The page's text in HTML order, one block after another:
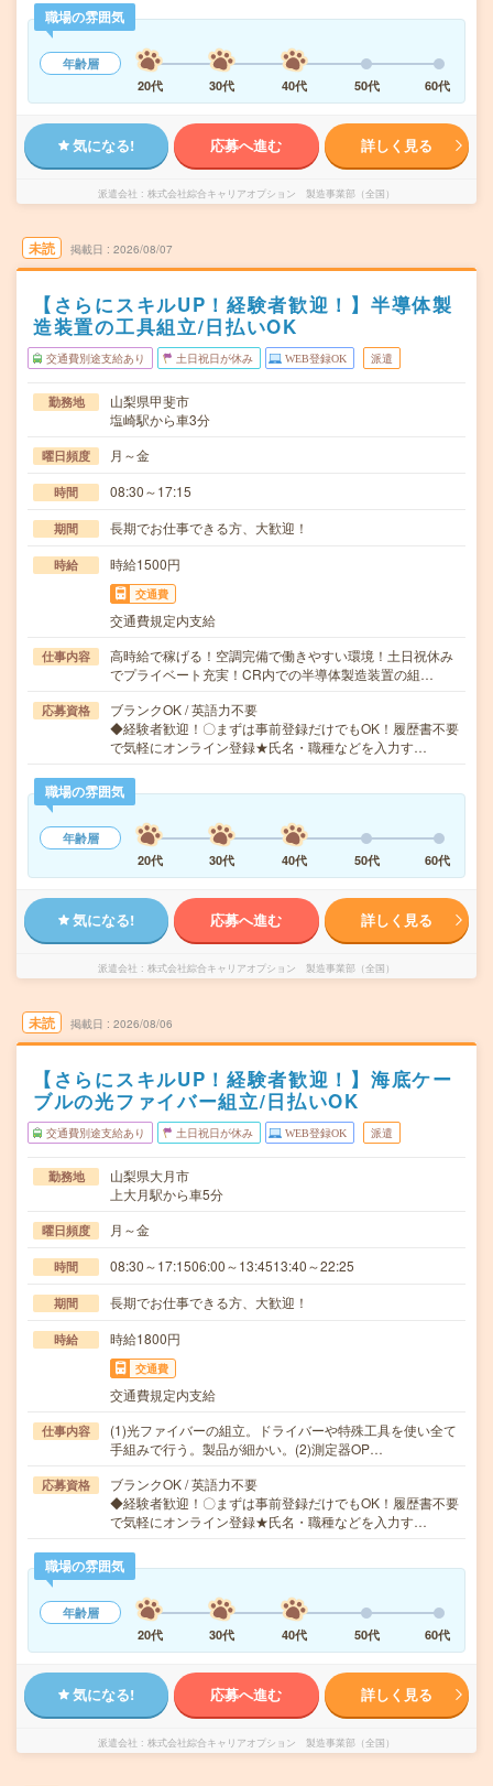
職場の雰囲気
年齢層
20代
30代 40代 50代 60代
気になる! 応募へ進む 詳しく見る
派遣会社 株式会社綜合キャリアオプション 製造事業部（全国）
未読 掲載日 2026/08/07
【さらにスキルUP！経験者歓迎！】半導体製
造装置の工具組立/日払いOK
交通費別途支給あり 土日祝日が休み WEB登録OK 派遣
勤務地
山梨県甲斐市
塩崎駅から車3分
曜日頻度 月～金
時間 08:30～17:15
期間 長期でお仕事できる方、大歓迎！
時給 時給1500円
交通費
交通費規定内支給
仕事内容
高時給で稼げる！空調完備で働きやすい環境！土日祝休み
でプライベート充実！CR内での半導体製造装置の組…
応募資格
ブランクOK / 英語力不要
◆経験者歓迎！〇まずは事前登録だけでもOK！履歴書不要
で気軽にオンライン登録★氏名・職種などを入力す…
職場の雰囲気
年齢層
20代
30代 40代 50代 60代
気になる! 応募へ進む 詳しく見る
派遣会社 株式会社綜合キャリアオプション 製造事業部（全国）
未読 掲載日 2026/08/06
【さらにスキルUP！経験者歓迎！】海底ケー
ブルの光ファイバー組立/日払いOK
交通費別途支給あり 土日祝日が休み WEB登録OK 派遣
勤務地
山梨県大月市
上大月駅から車5分
曜日頻度 月～金
時間 08:30～17:1506:00～13:4513:40～22:25
期間 長期でお仕事できる方、大歓迎！
時給 時給1800円
交通費
交通費規定内支給
仕事内容
(1)光ファイバーの組立。ドライバーや特殊工具を使い全て
手組みで行う。製品が細かい。(2)測定器OP…
応募資格
ブランクOK / 英語力不要
◆経験者歓迎！〇まずは事前登録だけでもOK！履歴書不要
で気軽にオンライン登録★氏名・職種などを入力す…
職場の雰囲気
年齢層
20代
30代 40代 50代 60代
気になる! 応募へ進む 詳しく見る
派遣会社 株式会社綜合キャリアオプション 製造事業部（全国）